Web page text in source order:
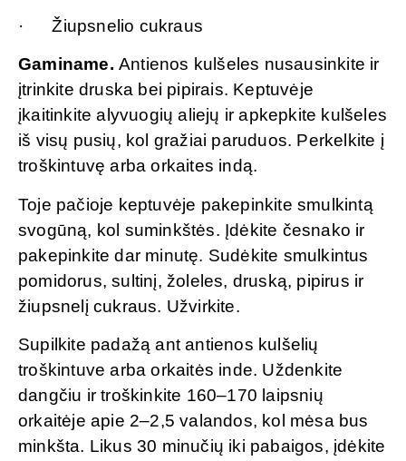
· Žiupsnelio cukraus
Gaminame. Antienos kulšeles nusausinkite ir
įtrinkite druska bei pipirais. Keptuvėje
įkaitinkite alyvuogių aliejų ir apkepkite kulšeles
iš visų pusių, kol gražiai paruduos. Perkelkite į
troškintuvę arba orkaites indą.
Toje pačioje keptuvėje pakepinkite smulkintą
svogūną, kol suminkštės. Įdėkite česnako ir
pakepinkite dar minutę. Sudėkite smulkintus
pomidorus, sultinį, žoleles, druską, pipirus ir
žiupsnelį cukraus. Užvirkite.
Supilkite padažą ant antienos kulšelių
troškintuve arba orkaitės inde. Uždenkite
dangčiu ir troškinkite 160–170 laipsnių
orkaitėje apie 2–2,5 valandos, kol mėsa bus
minkšta. Likus 30 minučių iki pabaigos, įdėkite